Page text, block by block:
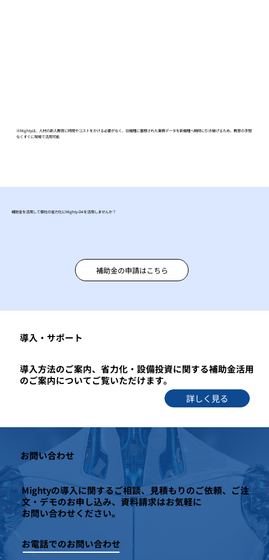
④Mightyは、人材の新人教育に時間やコストをかける必要がなく、旧機種に蓄積された業務データを新機種へ瞬時に引き継げるため、教育の手間
なくすぐに現場で活用可能
補助金を活用して御社の省力化にMighty-D4を活用しませんか？
補助金の申請はこちら
導入方法のご案内、省力化・設備投資に関する補助金活用
のご案内についてご覧いただけます。
​導入・サポート
詳しく見る
お問い合わせ
Mightyの導入に関するご相談、見積もりのご依頼、ご注
文・デモのお申し込み、資料請求はお気軽に
お問い合わせください。
お電話でのお問い合わせ